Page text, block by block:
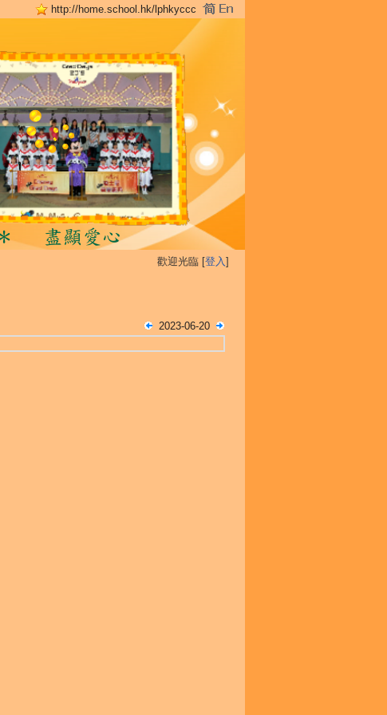
http://home.school.hk/lphkyccc
歡迎光臨 [登入]
2023-06-20